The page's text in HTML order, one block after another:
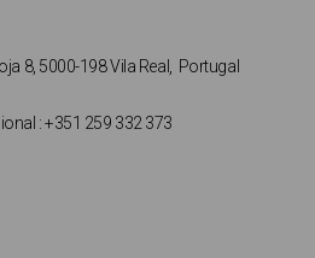
8, 5000-198 Vila Real, Portugal
: +351 259 332 373